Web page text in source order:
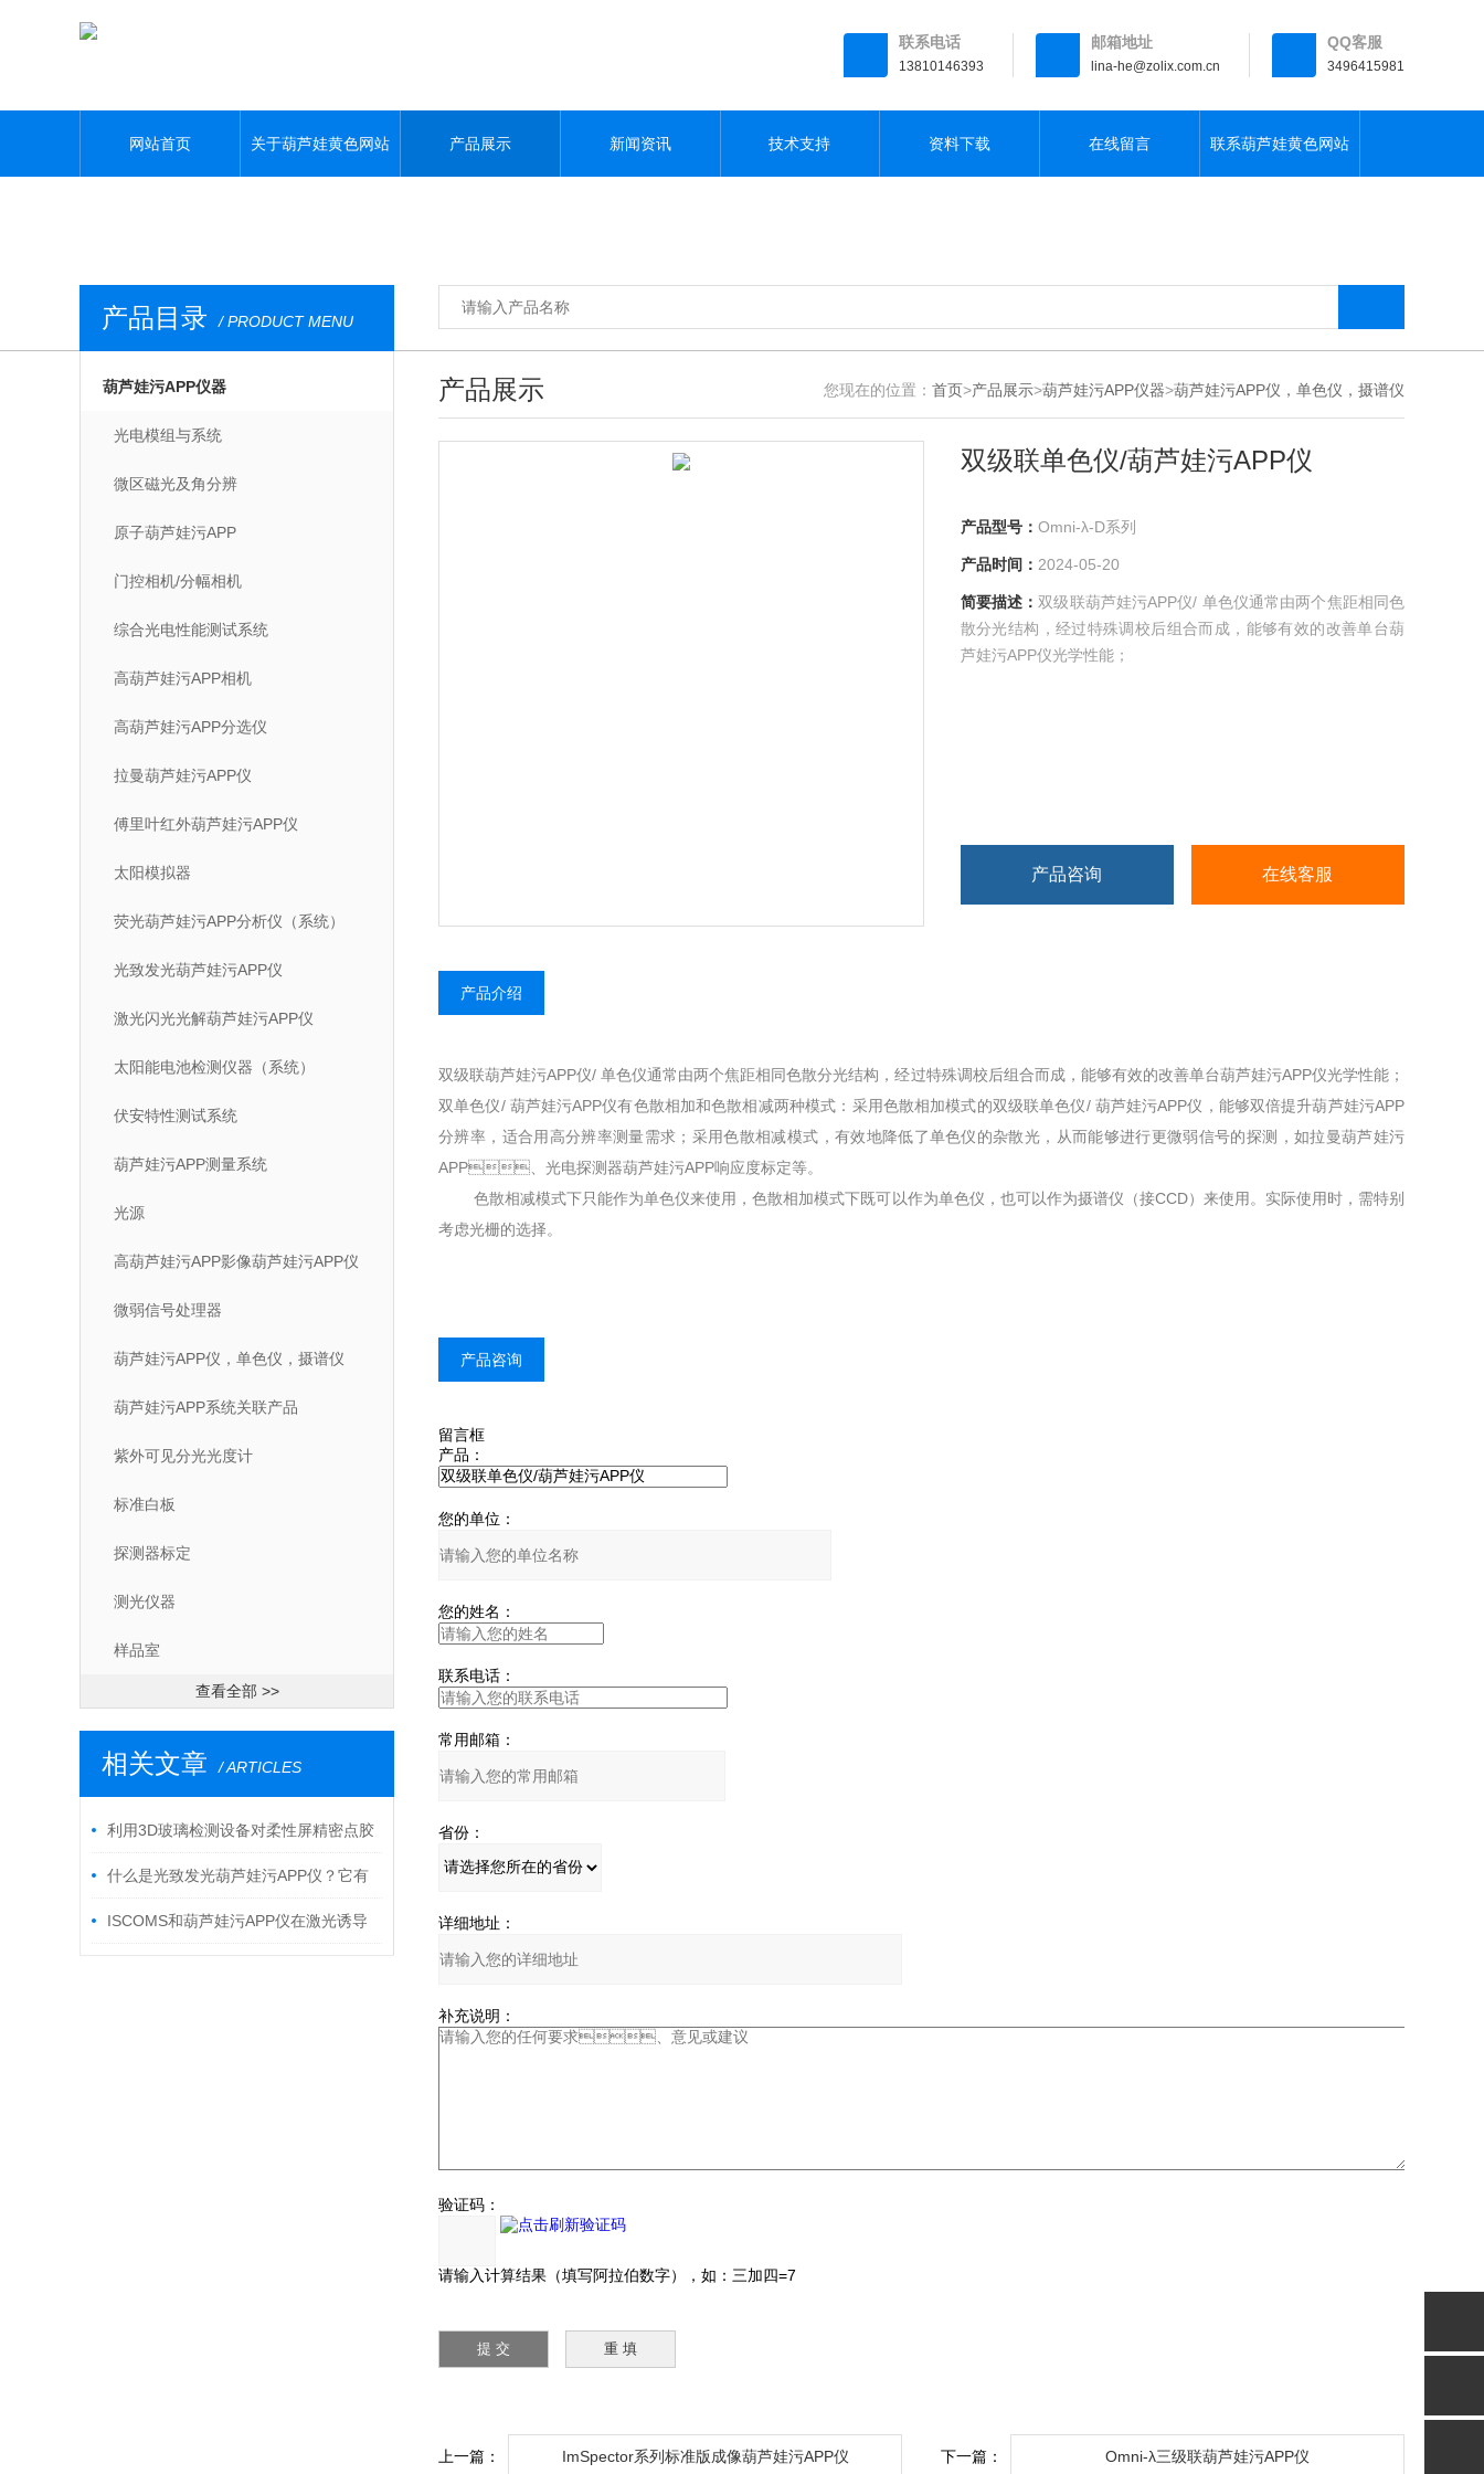
联系电话
13810146393
邮箱地址
lina-he@zolix.com.cn
QQ客服
3496415981
网站首页 关于葫芦娃黄色网站 产品展示 新闻资讯 技术支持 资料下载 在线留言 联系葫芦娃黄色网站
产品目录 / PRODUCT MENU
葫芦娃污APP仪器
光电模组与系统
微区磁光及角分辨
原子葫芦娃污APP
门控相机/分幅相机
综合光电性能测试系统
高葫芦娃污APP相机
高葫芦娃污APP分选仪
拉曼葫芦娃污APP仪
傅里叶红外葫芦娃污APP仪
太阳模拟器
荧光葫芦娃污APP分析仪（系统）
光致发光葫芦娃污APP仪
激光闪光光解葫芦娃污APP仪
太阳能电池检测仪器（系统）
伏安特性测试系统
葫芦娃污APP测量系统
光源
高葫芦娃污APP影像葫芦娃污APP仪
微弱信号处理器
葫芦娃污APP仪，单色仪，摄谱仪
葫芦娃污APP系统关联产品
紫外可见分光光度计
标准白板
探测器标定
测光仪器
样品室
查看全部 >>
相关文章 / ARTICLES
利用3D玻璃检测设备对柔性屏精密点胶
检测什么是光致发光葫芦娃污APP仪？它有
哪些特点？
ISCOMS和葫芦娃污APP仪在激光诱导
产品展示 您现在的位置： 首页>产品展示>葫芦娃污APP仪器>葫芦娃污APP仪，单色仪，摄谱仪
双级联单色仪/葫芦娃污APP仪
产品型号： Omni-λ-D系列
产品时间： 2024-05-20
简要描述： 双级联葫芦娃污APP仪/ 单色仪通常由两个焦距相同色
散分光结构，经过特殊调校后组合而成，能够有效的改善单台葫
芦娃污APP仪光学性能；
产品咨询 在线客服
产品介绍
双级联葫芦娃污APP仪/ 单色仪通常由两个焦距相同色散分光结构，经过特殊调校后组合而成，能够有效的改善单台葫芦娃污APP仪光学性能；
双单色仪/ 葫芦娃污APP仪有色散相加和色散相减两种模式：采用色散相加模式的双级联单色仪/ 葫芦娃污APP仪，能够双倍提升葫芦娃污APP
分辨率，适合用高分辨率测量需求；采用色散相减模式，有效地降低了单色仪的杂散光，从而能够进行更微弱信号的探测，如拉曼葫芦娃污
APP、光电探测器葫芦娃污APP响应度标定等。
色散相减模式下只能作为单色仪来使用，色散相加模式下既可以作为单色仪，也可以作为摄谱仪（接CCD）来使用。实际使用时，需特别
考虑光栅的选择。
产品咨询
留言框
产品：
您的单位：
您的姓名：
联系电话：
常用邮箱：
省份：
详细地址：
补充说明：
验证码：
请输入计算结果（填写阿拉伯数字），如：三加四=7
上一篇： ImSpector系列标准版成像葫芦娃污APP仪 下一篇： Omni-λ三级联葫芦娃污APP仪